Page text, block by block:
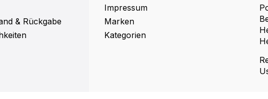
& Rückgabe
Impressum
Marken
Kategorien